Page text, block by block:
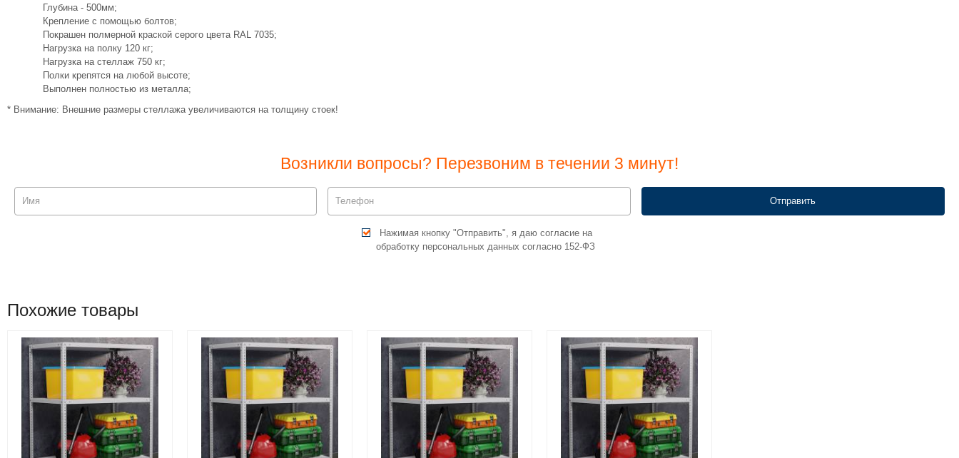
Глубина - 500мм;
Крепление с помощью болтов;
Покрашен полмерной краской серого цвета RAL 7035;
Нагрузка на полку 120 кг;
Нагрузка на стеллаж 750 кг;
Полки крепятся на любой высоте;
Выполнен полностью из металла;
* Внимание: Внешние размеры стеллажа увеличиваются на толщину стоек!
Возникли вопросы? Перезвоним в течении 3 минут!
Нажимая кнопку "Отправить", я даю согласие на
обработку персональных данных согласно 152-ФЗ
Похожие товары